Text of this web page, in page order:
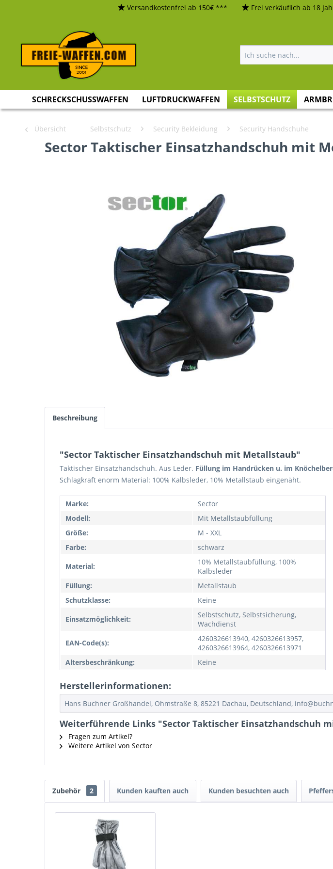
Versandkostenfrei ab 150€ *** Frei verkäuflich ab 18
SCHRECKSCHUSSWAFFEN LUFTDRUCKWAFFEN SELBSTSCHUTZ
Übersicht Selbstschutz Security Bekleidung Security Handschuhe
Sector Taktischer Einsatzhandschuh mit
Beschreibung
"Sector Taktischer Einsatzhandschuh mit Metallstaub"
Taktischer Einsatzhandschuh. Aus Leder. Füllung im Handrücken u. im
Schlagkraft enorm Material: 100% Kalbsleder, 10% Metallstaub eingenäht.
Marke:
Sector
Modell:
Mit Metallstaubfüllung
Größe:
M - XXL
Farbe:
schwarz
Material:
10% Metallstaubfüllung, 100%
Kalbsleder
Füllung:
Metallstaub
Schutzklasse:
Keine
Einsatzmöglichkeit:
Selbstschutz, Selbstsicherung,
Wachdienst
EAN-Code(s):
4260326613940, 4260326613957,
4260326613964, 4260326613971
Altersbeschränkung:
Keine
Herstellerinformationen:
Hans Buchner Großhandel, Ohmstraße 8, 85221 Dachau, Deutschland,
Weiterführende Links "Sector Taktischer Einsatzhandschuh
Fragen zum Artikel?
Weitere Artikel von Sector
Zubehör 2 Kunden kauften auch Kunden besuchten auch